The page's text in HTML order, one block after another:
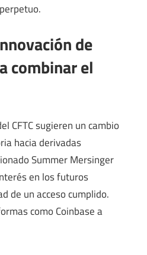
de
combinar el
CFTC sugieren un cambio
hacia derivadas
Summer Mersinger
en los futuros
de un acceso cumplido.
como Coinbase a